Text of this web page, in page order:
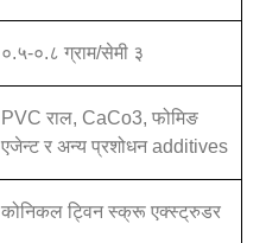
०.५-०.८ ग्राम/सेमी ३
PVC राल, CaCo3, फोमिङ
एजेन्ट र अन्य प्रशोधन additives
कोनिकल ट्विन स्क्रू एक्स्ट्रुडर